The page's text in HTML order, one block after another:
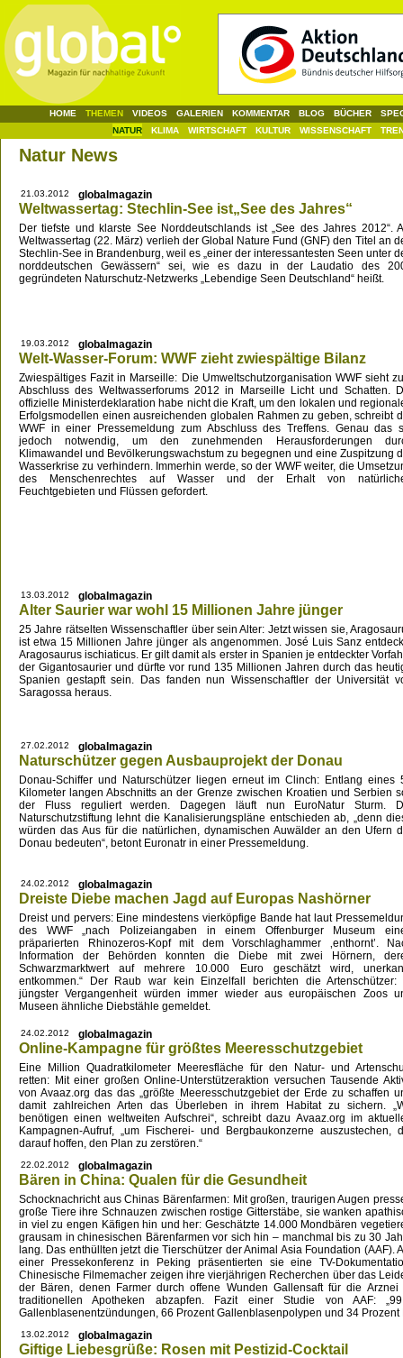
HOME
THEMEN
NATUR
KLIMA WIRTSCHAFT KULTUR WISSENSCHAFT
VIDEOS GALERIEN KOMMENTAR BLOG BÜCHER
Natur News
21.03.2012 globalmagazin
Weltwassertag: Stechlin-See ist„See des Jahres“
Der tiefste und klarste See Norddeutschlands ist „See des Jahres 2012“.
Weltwassertag (22. März) verlieh der Global Nature Fund (GNF) den Titel an
Stechlin-See in Brandenburg, weil es „einer der interessantesten Seen unter
norddeutschen Gewässern“ sei, wie es dazu in der Laudatio des
gegründeten Naturschutz-Netzwerks „Lebendige Seen Deutschland“ heißt.
19.03.2012 globalmagazin
Welt-Wasser-Forum: WWF zieht zwiespältige Bilanz
Zwiespältiges Fazit in Marseille: Die Umweltschutzorganisation WWF sieht
Abschluss des Weltwasserforums 2012 in Marseille Licht und Schatten.
offizielle Ministerdeklaration habe nicht die Kraft, um den lokalen und
Erfolgsmodellen einen ausreichenden globalen Rahmen zu geben, schreibt
WWF in einer Pressemeldung zum Abschluss des Treffens. Genau das
jedoch notwendig, um den zunehmenden Herausforderungen
Klimawandel und Bevölkerungswachstum zu begegnen und eine Zuspitzung
Wasserkrise zu verhindern. Immerhin werde, so der WWF weiter, die
des Menschenrechtes auf Wasser und der Erhalt von
Feuchtgebieten und Flüssen gefordert.
13.03.2012 globalmagazin
Alter Saurier war wohl 15 Millionen Jahre jünger
25 Jahre rätselten Wissenschaftler über sein Alter: Jetzt wissen sie,
ist etwa 15 Millionen Jahre jünger als angenommen. José Luis Sanz
Aragosaurus ischiaticus. Er gilt damit als erster in Spanien je entdeckter
der Gigantosaurier und dürfte vor rund 135 Millionen Jahren durch das
Spanien gestapft sein. Das fanden nun Wissenschaftler der Universität
Saragossa heraus.
27.02.2012 globalmagazin
Naturschützer gegen Ausbauprojekt der Donau
Donau-Schiffer und Naturschützer liegen erneut im Clinch: Entlang eines
Kilometer langen Abschnitts an der Grenze zwischen Kroatien und Serbien
der Fluss reguliert werden. Dagegen läuft nun EuroNatur Sturm.
Naturschutzstiftung lehnt die Kanalisierungspläne entschieden ab, „denn
würden das Aus für die natürlichen, dynamischen Auwälder an den Ufern
Donau bedeuten“, betont Euronatr in einer Pressemeldung.
24.02.2012 globalmagazin
Dreiste Diebe machen Jagd auf Europas Nashörner
Dreist und pervers: Eine mindestens vierköpfige Bande hat laut
des WWF „nach Polizeiangaben in einem Offenburger Museum
präparierten Rhinozeros-Kopf mit dem Vorschlaghammer ‚enthornt’.
Information der Behörden konnten die Diebe mit zwei Hörnern,
Schwarzmarktwert auf mehrere 10.000 Euro geschätzt wird,
entkommen.“ Der Raub war kein Einzelfall berichten die Artenschützer:
jüngster Vergangenheit würden immer wieder aus europäischen Zoos
Museen ähnliche Diebstähle gemeldet.
24.02.2012 globalmagazin
Online-Kampagne für größtes Meeresschutzgebiet
Eine Million Quadratkilometer Meeresfläche für den Natur- und
retten: Mit einer großen Online-Unterstützeraktion versuchen Tausende
von Avaaz.org das das „größte Meeresschutzgebiet der Erde zu schaffen
damit zahlreichen Arten das Überleben in ihrem Habitat zu sichern.
benötigen einen weltweiten Aufschrei“, schreibt dazu Avaaz.org im
Kampagnen-Aufruf, „um Fischerei- und Bergbaukonzerne auszustechen,
darauf hoffen, den Plan zu zerstören.“
22.02.2012 globalmagazin
Bären in China: Qualen für die Gesundheit
Schocknachricht aus Chinas Bärenfarmen: Mit großen, traurigen Augen
große Tiere ihre Schnauzen zwischen rostige Gitterstäbe, sie wanken
in viel zu engen Käfigen hin und her: Geschätzte 14.000 Mondbären
grausam in chinesischen Bärenfarmen vor sich hin – manchmal bis zu 30
lang. Das enthüllten jetzt die Tierschützer der Animal Asia Foundation (AAF).
einer Pressekonferenz in Peking präsentierten sie eine TV-
Chinesische Filmemacher zeigen ihre vierjährigen Recherchen über das
der Bären, denen Farmer durch offene Wunden Gallensaft für die Arznei
traditionellen Apotheken abzapfen. Fazit einer Studie von AAF:
Gallenblasenentzündungen, 66 Prozent Gallenblasenpolypen und 34 Prozent
13.02.2012 globalmagazin
Giftige Liebesgrüße: Rosen mit Pestizid-Cocktail